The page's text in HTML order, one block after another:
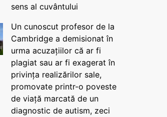
sens al cuvântului
Un cunoscut profesor de la
Cambridge a demisionat în
urma acuzațiilor că ar fi
plagiat sau ar fi exagerat în
privința realizărilor sale,
promovate printr-o poveste
de viață marcată de un
diagnostic de autism, zeci